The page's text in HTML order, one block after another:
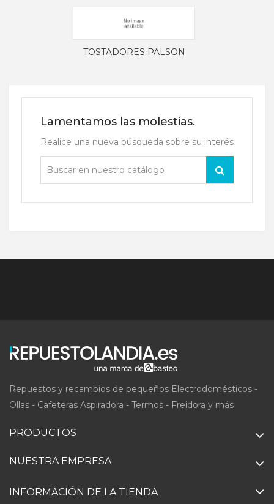
TOSTADORES PALSON
Lamentamos las molestias.
Realice una nueva búsqueda sobre su interés
Repuestos y recambios de pequeños Electrodomésticos -
Ollas - Cafeteras Aspiradora - Termos - Freidora y más
PRODUCTOS
NUESTRA EMPRESA
INFORMACIÓN DE LA TIENDA